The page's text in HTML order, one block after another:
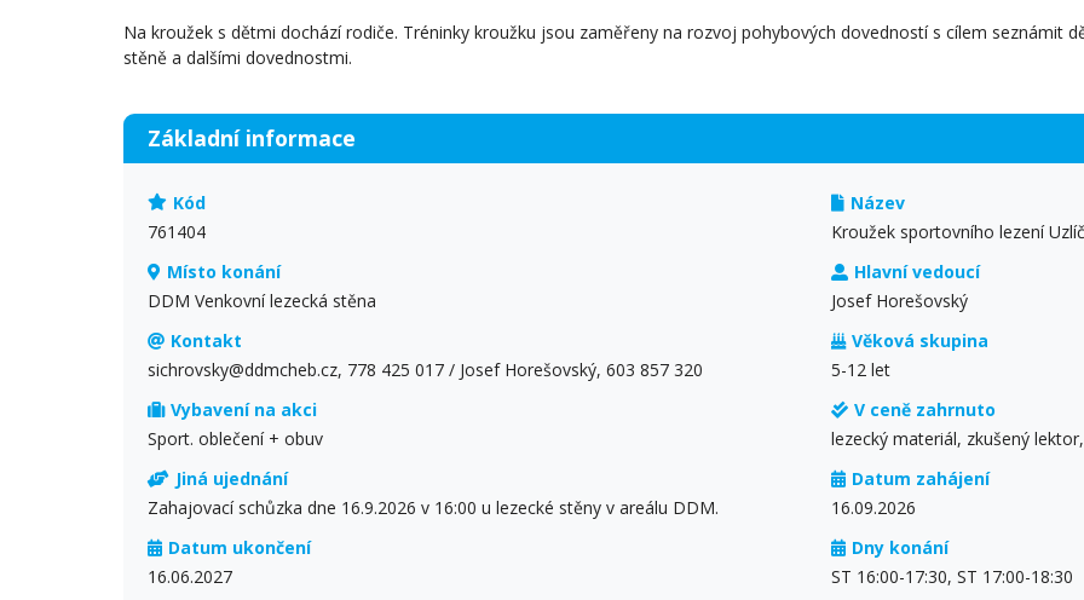
Na kroužek s dětmi dochází rodiče. Tréninky kroužku jsou zaměřeny na rozvoj pohybových dovedností s cílem seznámit
stěně a dalšími dovednostmi.
Základní informace
Kód
761404
Název
Kroužek sportovního lezení
Místo konání
DDM Venkovní lezecká stěna
Hlavní vedoucí
Josef Horešovský
Kontakt
sichrovsky@ddmcheb.cz, 778 425 017 / Josef Horešovský, 603 857 320
Věková skupina
5-12 let
Vybavení na akci
Sport. oblečení + obuv
V ceně zahrnuto
lezecký materiál, zkušený lektor,
Jiná ujednání
Zahajovací schůzka dne 16.9.2026 v 16:00 u lezecké stěny v areálu DDM.
Datum zahájení
16.09.2026
Datum ukončení
16.06.2027
Dny konání
ST 16:00-17:30, ST 17:00-18:30